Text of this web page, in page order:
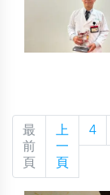
最
前
頁
上
一
頁
4